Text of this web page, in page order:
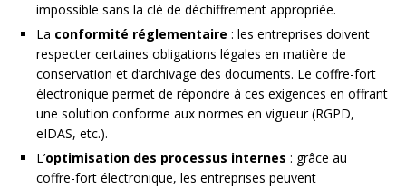
impossible sans la clé de déchiffrement appropriée.
La conformité réglementaire : les entreprises doivent
respecter certaines obligations légales en matière de
conservation et d’archivage des documents. Le coffre-fort
électronique permet de répondre à ces exigences en offrant
une solution conforme aux normes en vigueur (RGPD,
eIDAS, etc.).
L’optimisation des processus internes : grâce au
coffre-fort électronique, les entreprises peuvent